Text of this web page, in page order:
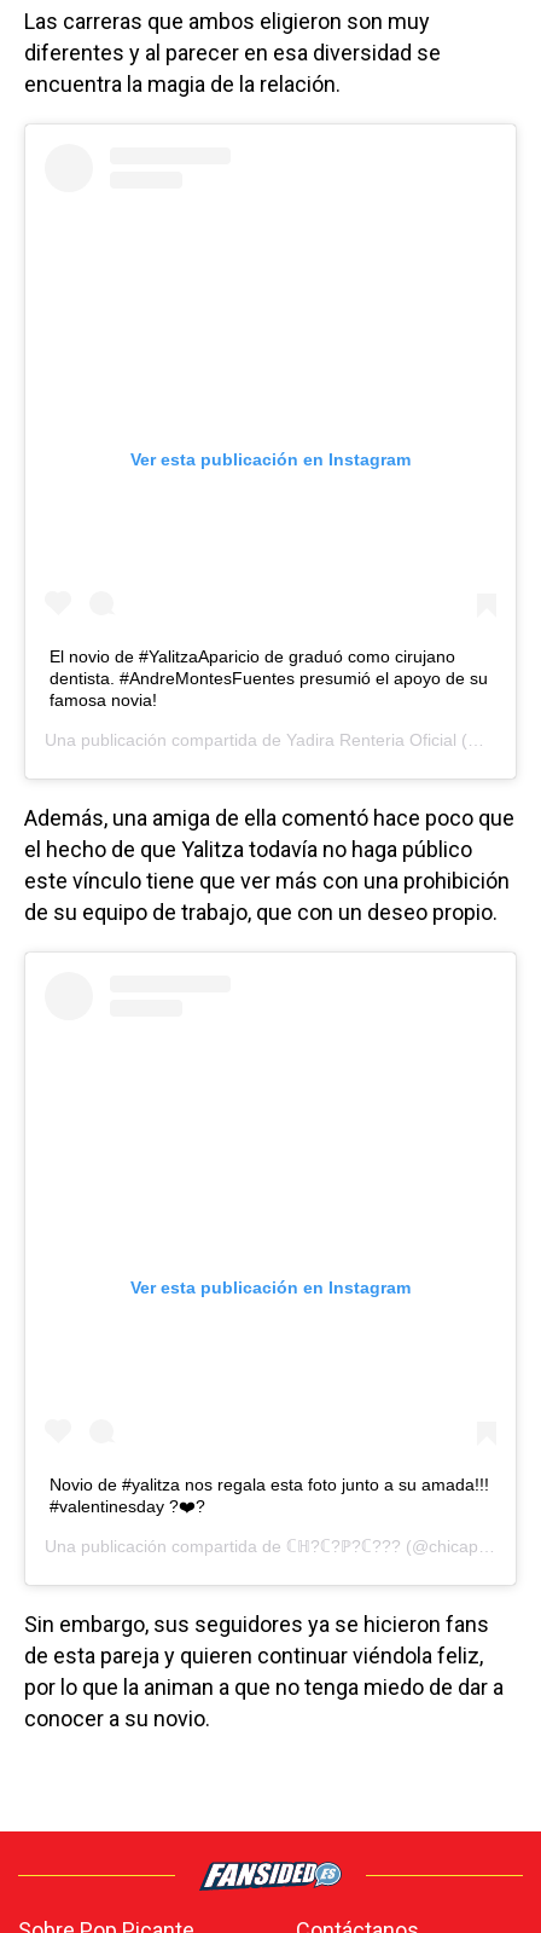
Las carreras que ambos eligieron son muy
diferentes y al parecer en esa diversidad se
encuentra la magia de la relación.
Ver esta publicación en Instagram
El novio de #YalitzaAparicio de graduó como cirujano
dentista. #AndreMontesFuentes presumió el apoyo de su
famosa novia!
Una publicación compartida de Yadira Renteria Oficial (@yadirarenteriaoficial) el
Además, una amiga de ella comentó hace poco que
el hecho de que Yalitza todavía no haga público
este vínculo tiene que ver más con una prohibición
de su equipo de trabajo, que con un deseo propio.
Ver esta publicación en Instagram
Novio de #yalitza nos regala esta foto junto a su amada!!!
#valentinesday ?❤️?
Una publicación compartida de ℂℍ?ℂ?ℙ?ℂ??? (@chicapicosa2) el
Sin embargo, sus seguidores ya se hicieron fans
de esta pareja y quieren continuar viéndola feliz,
por lo que la animan a que no tenga miedo de dar a
conocer a su novio.